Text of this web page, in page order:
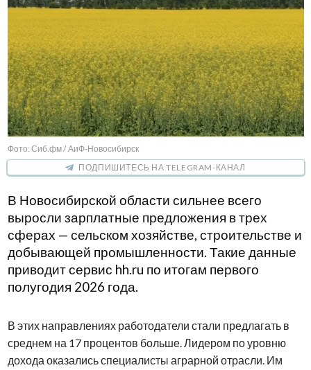
Фото: Сиб.фм / АиФ-Новосибирск
ПОДПИШИТЕСЬ НА TELEGRAM-КАНАЛ
В Новосибирской области сильнее всего
выросли зарплатные предложения в трех
сферах — сельском хозяйстве, строительстве и
добывающей промышленности. Такие данные
приводит сервис hh.ru по итогам первого
полугодия 2026 года.
В этих направлениях работодатели стали предлагать в
среднем на 17 процентов больше. Лидером по уровню
дохода оказались специалисты аграрной отрасли. Им